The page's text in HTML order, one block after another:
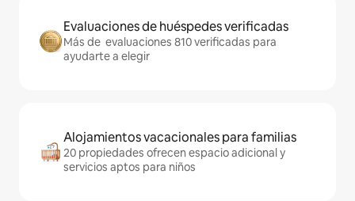
Evaluaciones de huéspedes verificadas
Más de evaluaciones 810 verificadas para
ayudarte a elegir
Alojamientos vacacionales para familias
20 propiedades ofrecen espacio adicional y
servicios aptos para niños